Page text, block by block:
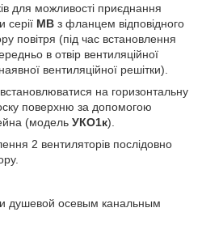
для можливості приєднання
серії МВ з фланцем відповідного
повітря (під час встановлення
в отвір вентиляційної
вентиляційної решітки).
на горизонтальну
поверхню за допомогою
(модель УКО1к).
2 вентиляторів послідовно